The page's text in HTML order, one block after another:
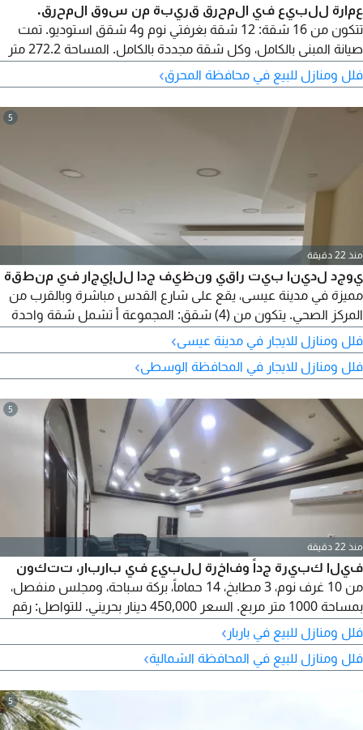
عمارة للبيع في المحرق قريبة من سوق المحرق.
تتكون من 16 شقة: 12 شقة بغرفتي نوم و4 شقق استوديو. تمت
صيانة المبنى بالكامل، وكل شقة مجددة بالكامل. المساحة 272.2 متر
مربع. السعر 220,000 دينار بحريني (قابل للتفاوض). الدخل الشهري
1,700 دينار. رقم الترخيص B201804/0125. للتواصل: مكتب إشبيلية
بوعبدالله. رقم الإعلان 86.
فلل ومنازل للبيع في محافظة المحرق›
5
منذ 22 دقيقة
يوجد لدينا بيت راقي ونظيف جدا للإيجار في منطقة
مميزة في مدينة عيسى، يقع على شارع القدس مباشرة وبالقرب من
المركز الصحي. يتكون من (4) شقق: المجموعة أ تشمل شقة واحدة
بغرفة نوم واحدة، صالة، حمام، ومطبخ. جميع الشقق كبيرة وواسعة
فلل ومنازل للايجار في مدينة عيسى›
فلل ومنازل للايجار في المحافظة الوسطى›
5
منذ 22 دقيقة
فيلا كبيرة جداً وفاخرة للبيع في باربار، تتكون
من 10 غرف نوم، 3 مطابخ، 14 حماماً، بركة سباحة، ومجلس منفصل،
بمساحة 1000 متر مربع. السعر 450,000 دينار بحريني. للتواصل: رقم
الرخصة B201804/0125. رقم الإعلان (13).
فلل ومنازل للبيع في باربار ›
فلل ومنازل للبيع في المحافظة الشمالية›
5